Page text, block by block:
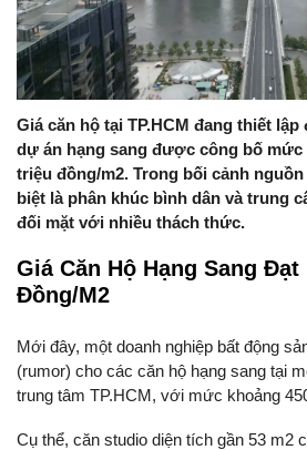
Giá căn hộ tại TP.HCM đang thiết
dự án hạng sang được công bố mức
triệu đồng/m2. Trong bối cảnh
biệt là phân khúc bình dân và trung
đối mặt với nhiều thách thức.
Giá Căn Hộ Hạng Sang
Đồng/M2
Mới đây, một doanh nghiệp bất động
(rumor) cho các căn hộ hạng sang tại
trung tâm TP.HCM, với mức khoảng
Cụ thể, căn studio diện tích gần 53 m2